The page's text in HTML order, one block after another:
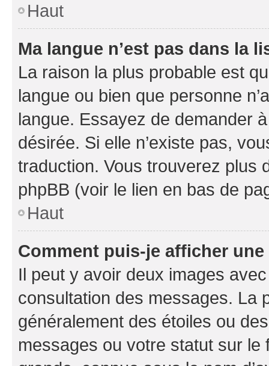
Haut
Ma langue n’est pas dans la
La raison la plus probable est
langue ou bien que personne
langue. Essayez de demander
désirée. Si elle n’existe pas,
traduction. Vous trouverez plus
phpBB (voir le lien en bas de
Haut
Comment puis-je afficher
Il peut y avoir deux images
consultation des messages. La
généralement des étoiles ou
messages ou votre statut sur